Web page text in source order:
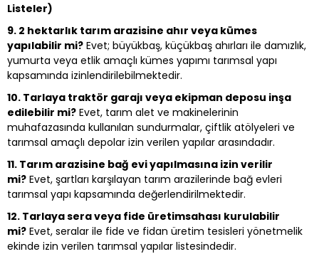
Listeler)
9. 2 hektarlık tarım arazisine ahır veya kümes
yapılabilir mi? Evet; büyükbaş, küçükbaş ahırları ile damızlık,
yumurta veya etlik amaçlı kümes yapımı tarımsal yapı
kapsamında izinlendirilebilmektedir.
10. Tarlaya traktör garajı veya ekipman deposu inşa
edilebilir mi? Evet, tarım alet ve makinelerinin
muhafazasında kullanılan sundurmalar, çiftlik atölyeleri ve
tarımsal amaçlı depolar izin verilen yapılar arasındadır.
11. Tarım arazisine bağ evi yapılmasına izin verilir
mi? Evet, şartları karşılayan tarım arazilerinde bağ evleri
tarımsal yapı kapsamında değerlendirilmektedir.
12. Tarlaya sera veya fide üretimsahası kurulabilir
mi? Evet, seralar ile fide ve fidan üretim tesisleri yönetmelik
ekinde izin verilen tarımsal yapılar listesindedir.